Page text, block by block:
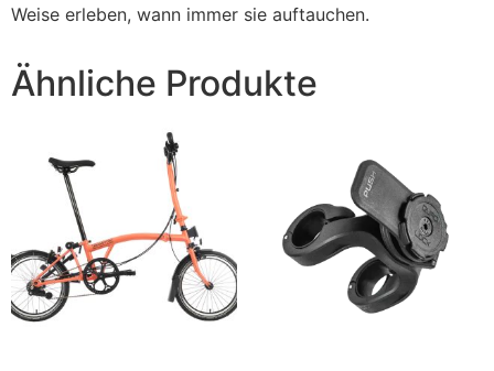
Weise erleben, wann immer sie auftauchen.
Ähnliche Produkte